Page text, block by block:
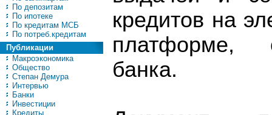
По депозитам
По ипотеке
По кредитам МСБ
По потреб.кредитам
Публикации
Макроэкономика
Общество
Степан Демура
Интервью
Банки
Инвестиции
Кредиты
кредитов на
платформе,
банка.